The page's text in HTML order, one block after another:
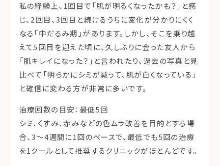
私の経験上、1回目で「肌が明るくなったかも？」と感
じ、2回目、3回目と続けるうちに変化が分かりにくく
なる「中だるみ期」があります。しかし、そこを乗り越
えて5回目 を迎えた頃に、久しぶりに会った友人から
「肌キレイになった？ 」と言われたり、過去の写真と見
比べて「明らかにシミが減って、肌が白くなっている 」
と確信に変わる方が非常に多いです。
治療回数の目安：最低5回
シミ、くすみ、赤みなどの色ムラ改善を目的とする場
合、3～4週間に1回のペースで、 最低でも5回の治療
を1クールとして推奨するクリニックがほとんどです。